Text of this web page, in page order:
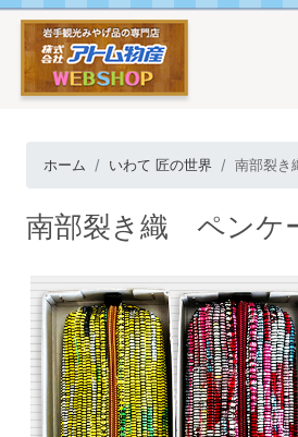
ホーム いわて 匠の世界 南部裂
南部裂き織 ペンケ